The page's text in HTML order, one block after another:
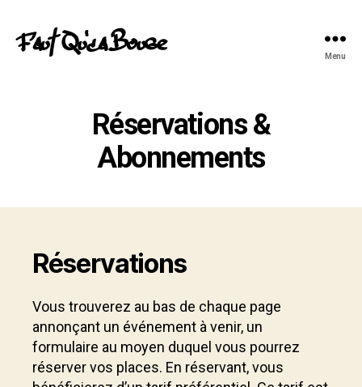
Faut Qu'ca Bouge Menu
Réservations &
Abonnements
Réservations
Vous trouverez au bas de chaque page
annonçant un événement à venir, un
formulaire au moyen duquel vous pourrez
réserver vos places. En réservant, vous